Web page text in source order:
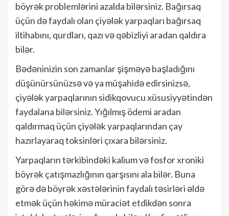
böyrək problemlərini azalda bilərsiniz. Bağırsaq
üçün də faydalı olan çiyələk yarpaqları bağırsaq
iltihabını, qurdları, qazı və qəbizliyi aradan qaldıra
bilər.
Bədəninizin son zamanlar şişməyə başladığını
düşünürsünüzsə və ya müşahidə edirsinizsə,
çiyələk yarpaqlarının sidikqovucu xüsusiyyətindən
faydalana bilərsiniz. Yığılmış ödemi aradan
qaldırmaq üçün çiyələk yarpaqlarından çay
hazırlayaraq toksinləri çıxara bilərsiniz.
Yarpaqların tərkibindəki kalium və fosfor xroniki
böyrək çatışmazlığının qarşısını ala bilər. Buna
görə də böyrək xəstələrinin faydalı təsirləri əldə
etmək üçün həkimə müraciət etdikdən sonra